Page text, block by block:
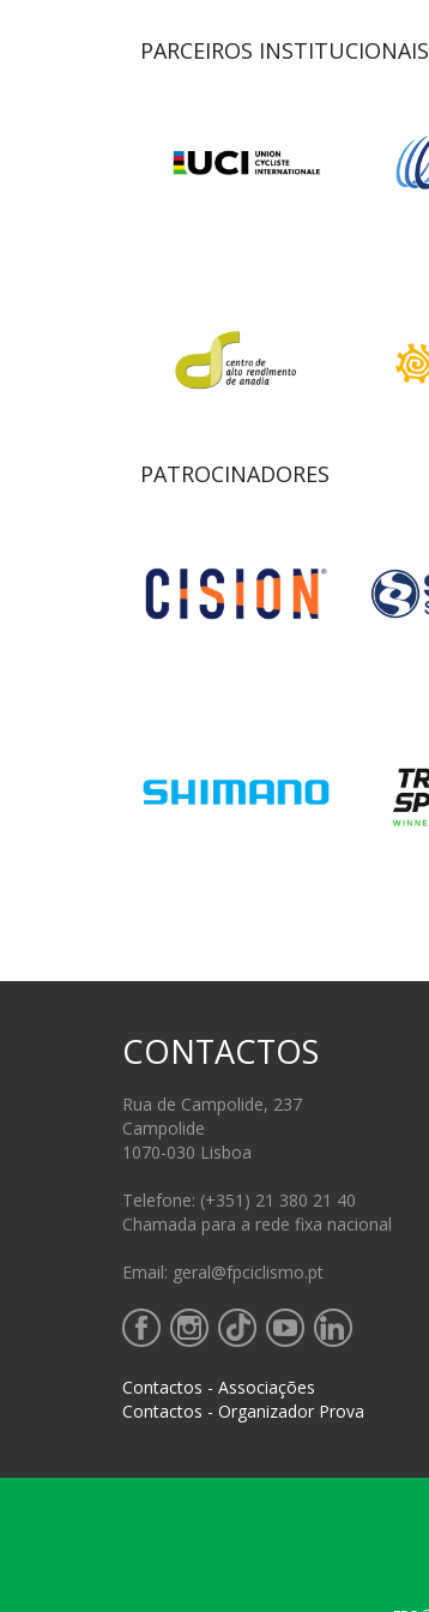
PARCEIROS INSTITUCIONAIS
PATROCINADORES
CONTACTOS
Rua de Campolide, 237
Campolide
1070-030 Lisboa
Telefone: (+351) 21 380 21 40
Chamada para a rede fixa nacional
Email: geral@fpciclismo.pt
Contactos - Associações
Contactos - Organizador Prova